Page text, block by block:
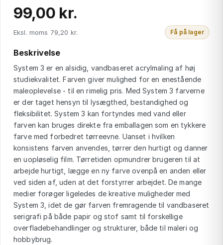
99,00 kr.
Eksl. moms 79,20 kr. Få på lager
Beskrivelse
System 3 er en alsidig, vandbaseret acrylmaling af høj
studiekvalitet. Farven giver mulighed for en enestående
maleoplevelse - til en rimelig pris. Med System 3 farverne
er der taget hensyn til lysægthed, bestandighed og
fleksibilitet. System 3 kan fortyndes med vand eller
farven kan bruges direkte fra emballagen som en tykkere
farve med forbedret tørreevne. Uanset i hvilken
konsistens farven anvendes, tørrer den hurtigt og danner
en uopløselig film. Tørretiden opmundrer brugeren til at
arbejde hurtigt, lægge en ny farve ovenpå en anden eller
ved siden af, uden at det forstyrrer arbejdet. De mange
medier forøger ligeledes de kreative muligheder med
System 3, idet de gør farven fremragende til vandbaseret
serigrafi på både papir og stof samt til forskellige
overfladebehandlinger og strukturer, både til maleri og
hobbybrug.